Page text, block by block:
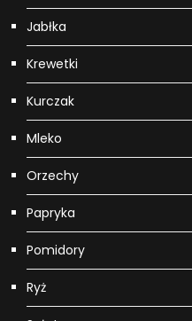
Jabłka
Krewetki
Kurczak
Mleko
Orzechy
Papryka
Pomidory
Ryż